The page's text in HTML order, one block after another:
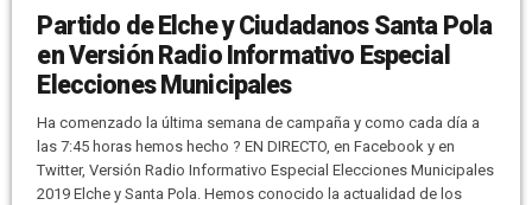
Partido de Elche y Ciudadanos Santa Pola
en Versión Radio Informativo Especial
Elecciones Municipales
Ha comenzado la última semana de campaña y como cada día a
las 7:45 horas hemos hecho ? EN DIRECTO, en Facebook y en
Twitter, Versión Radio Informativo Especial Elecciones Municipales
2019 Elche y Santa Pola. Hemos conocido la actualidad de los